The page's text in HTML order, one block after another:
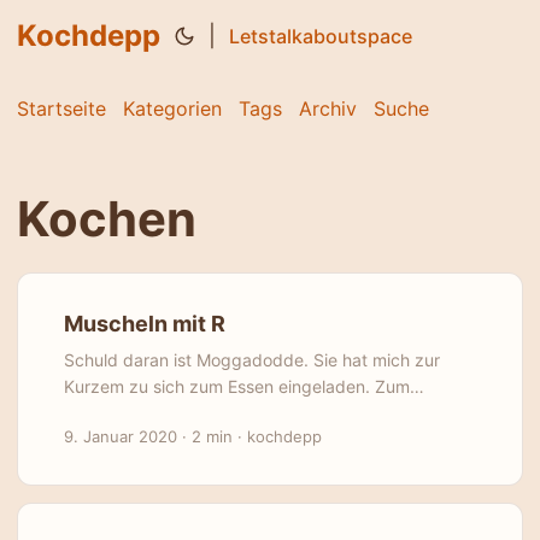
Kochdepp Letstalkaboutspace
Startseite Kategorien Tags Archiv Suche
Kochen
Muscheln mit R
Schuld daran ist Moggadodde. Sie hat mich zur
Kurzem zu sich zum Essen eingeladen. Zum
familiäre Verstrickungen ist das eine oft
9. Januar 2020 · 2 min · kochdepp